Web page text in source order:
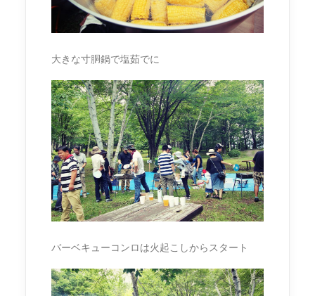
大きな寸胴鍋で塩茹でに
バーベキューコンロは火起こしからスタート